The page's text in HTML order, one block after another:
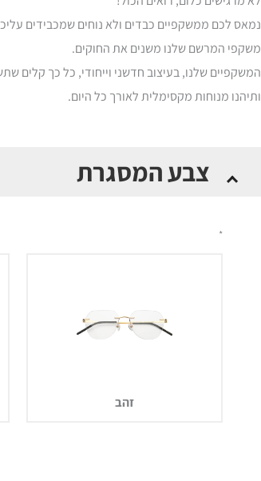
נמאס לכם ממשקפיים כבדים ולא נוחים שמכבידים
משקפי המרשם שלנו משנים את החוקים.
המשקפיים שלנו, בעיצוב חדשני וייחודי, כל כך קלים
ותיהנו מנוחות מקסימלית לאורך כל היום.
צבע המסגרת
*
זהב